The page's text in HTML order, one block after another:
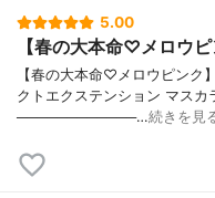
5.00
【春の大本命♡メロウ
【春の大本命♡メロウピン
クトエクステンション マス
────────────…続きを見